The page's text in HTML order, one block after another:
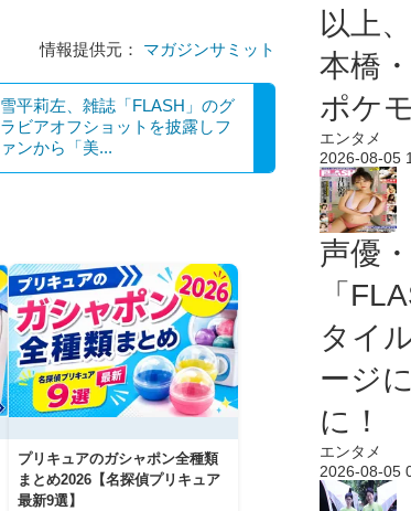
情報提供元： マガジンサミット
雪平莉左、雑誌「FLASH」のグ
ラビアオフショットを披露しフ
ァンから「美...
プリキュアのガシャポン全種類
まとめ2026【名探偵プリキュア
最新9選】
以上
本橋
ポケ
エンタメ
2026-08-05
声優
「
タイ
ージ
に！
エンタメ
2026-08-05